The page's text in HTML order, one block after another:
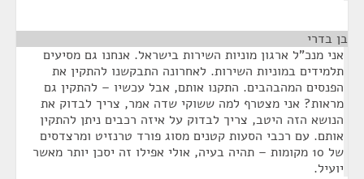
בן בדרי
אני מנכ"ל ארגון מוניות השירות בישראל. אנחנו גם מסיעים
תלמידים במוניות השירות. לאחרונה התבקשנו להתקין את
הפנסים המהבהבים. התקנו אותם, אבל עכשיו – להתקין גם
מראות? אני מצטרף למה ששוקי שדה אמר, צריך לבדוק את
הנושא הזה היטב, צריך לבדוק על איזה רכבים ניתן להתקין
אותם. עם רכבי הסעות קטנים מסוג פורד טרנזיט ומרצדסים
של 10 מקומות – תהיה בעיה, אולי אפילו זה יסכן יותר מאשר
יועיל.